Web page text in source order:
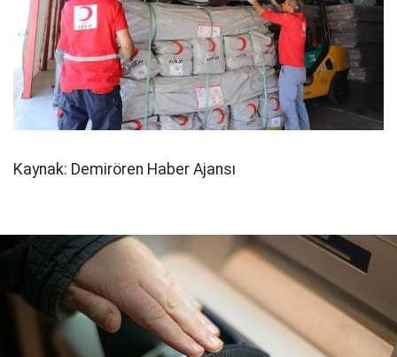
Kaynak: Demirören Haber Ajansı